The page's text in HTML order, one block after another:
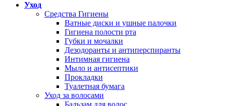
Уход
Средства Гигиены
Ватные диски и ушные палочки
Гигиена полости рта
Губки и мочалки
Дезодоранты и антиперспиранты
Интимная гигиена
Мыло и антисептики
Прокладки
Туалетная бумага
Уход за волосами
Бальзам для волос